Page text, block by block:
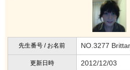
先生番号 / お名前 NO.3277
更新日時 2012/12/03